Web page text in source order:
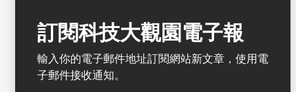
訂閱科技大觀園電子報
輸入你的電子郵件地址訂閱網站新文章，使用電
子郵件接收通知。